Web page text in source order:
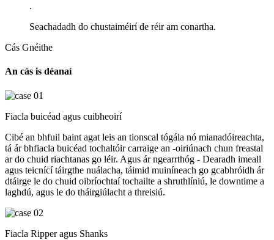
.
Seachadadh do chustaiméirí de réir am conartha.
Cás Gnéithe
An cás is déanaí
Fiacla buicéad agus cuibheoirí
Cibé an bhfuil baint agat leis an tionscal tógála nó mianadóireachta,
tá ár bhfiacla buicéad tochaltóir carraige an -oiriúnach chun freastal
ar do chuid riachtanas go léir. Agus ár ngearrthóg - Dearadh imeall
agus teicnící táirgthe nuálacha, táimid muiníneach go gcabhróidh ár
dtáirge le do chuid oibríochtaí tochailte a shruthlíniú, le downtime a
laghdú, agus le do tháirgiúlacht a threisiú.
Fiacla Ripper agus Shanks